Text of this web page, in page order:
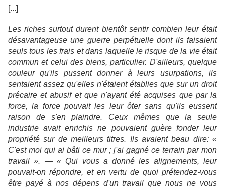
[...]
Les riches surtout durent bientôt sentir combien leur était
désavantageuse une guerre perpétuelle dont ils faisaient
seuls tous les frais et dans laquelle le risque de la vie était
commun et celui des biens, particulier. D'ailleurs, quelque
couleur qu'ils pussent donner à leurs usurpations, ils
sentaient assez qu'elles n'étaient établies que sur un droit
précaire et abusif et que n'ayant été acquises que par la
force, la force pouvait les leur ôter sans qu'ils eussent
raison de s'en plaindre. Ceux mêmes que la seule
industrie avait enrichis ne pouvaient guère fonder leur
propriété sur de meilleurs titres. Ils avaient beau dire: «
C'est moi qui ai bâti ce mur ; j'ai gagné ce terrain par mon
travail ». — « Qui vous a donné les alignements, leur
pouvait-on répondre, et en vertu de quoi prétendez-vous
être payé à nos dépens d'un travail que nous ne vous